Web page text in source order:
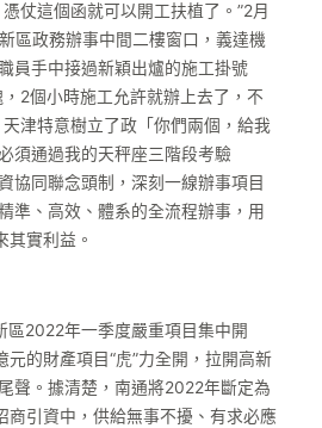
仗這個函就可以開工扶植了。”2月
區政務辦事中間二樓窗口，義達機
員手中接過新穎出爐的施工掛號
2個小時施工允許就辦上去了，不
津特意樹立了政「你們兩個，給我
須通過我的天秤座三階段考驗
協同聯念頭制，深刻一線辦事項目
準、高效、體系的全流程辦事，用
其實利益。
區2022年一季度嚴重項目集中開
元的財產項目“虎”力全開，拉開高新
聲。據清楚，南通將2022年斷定為
商引資中，供給無事不擾、有求必應